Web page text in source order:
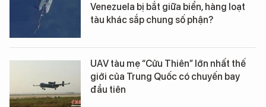
Venezuela bị bắt giữa biển, hàng loạt
tàu khác sắp chung số phận?
UAV tàu mẹ “Cửu Thiên” lớn nhất thế
giới của Trung Quốc có chuyến bay
đầu tiên